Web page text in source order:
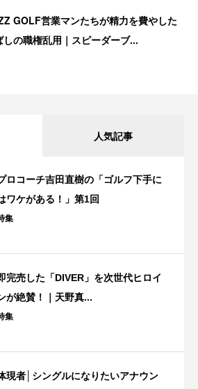
GOLF営業マンたちが精力を費やした
しの職権乱用｜スピーダーブ...
人気記事
ロコーチ吉田直樹の「ゴルフ下手に
ワケがある！」第1回
集
完売した「DIVER」を次世代ヒロイ
が絶賛！｜天野真...
集
現者│シングルになりたいアナウン